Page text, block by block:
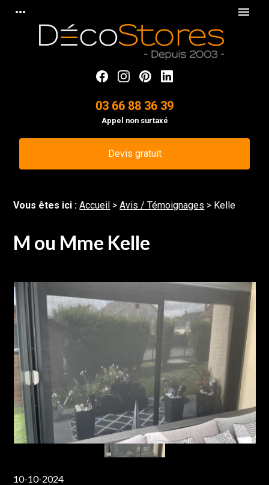
more_horiz menu
03 66 88 36 39
Appel non surtaxé
Devis gratuit
Vous êtes ici :Accueil >Avis / Témoignages > Kelle
M ou Mme Kelle
10-10-2024